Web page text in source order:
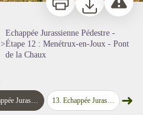
Voir l'image en plein écran
>
Echappée Jurassienne Pédestre -
Étape 12 : Menétrux-en-Joux - Pont
de la Chaux
- Étape 12 : Menétrux-en-Joux - Pont de la Chaux 13. Echappée Jurassienne Pédestre - Étape 13 : Pont de la Chaux - Foncine le Haut 14
➜